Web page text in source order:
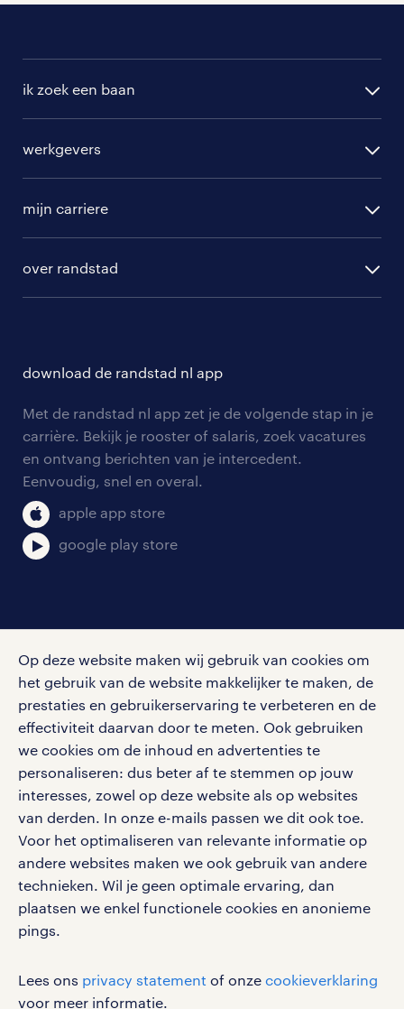
Op deze website maken wij gebruik van cookies om
het gebruik van de website makkelijker te maken, de
prestaties en gebruikerservaring te verbeteren en de
effectiviteit daarvan door te meten. Ook gebruiken
we cookies om de inhoud en advertenties te
personaliseren: dus beter af te stemmen op jouw
interesses, zowel op deze website als op websites
van derden. In onze e-mails passen we dit ook toe.
Voor het optimaliseren van relevante informatie op
andere websites maken we ook gebruik van andere
technieken. Wil je geen optimale ervaring, dan
plaatsen we enkel functionele cookies en anonieme
pings.
Lees ons privacy statement of onze cookieverklaring
voor meer informatie.
ik zoek een baan
randstad professional
randstad digital
werkgevers
hr-diensten
branches
tarieven
personeel gezocht
aanmelden nieuwsbrief
mijn carriere
blogs en artikelen
salarischecker
bruto-netto calculator
over randstad
onze vestigingen
pers
klachten en misstanden
download de randstad nl app
Met de randstad nl app zet je de volgende stap in je
carrière. Bekijk je rooster of salaris, zoek vacatures
en ontvang berichten van je intercedent.
Eenvoudig, snel en overal.
apple app store
google play store
Volg ons voor de leukste content omtrent
vacatures, solliciteren en inspiratie.
werken bij randstad
gebruikersvoorwaarden
privacystatement
cookies
disclaimer
sitemap
RANDSTAD, HUMAN FORWARD en SHAPING THE
WORLD OF WORK zijn geregistreerde